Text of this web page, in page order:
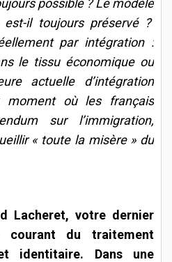
est-il toujours préservé ?
par intégration :
le tissu économique ou
actuelle d’intégration
moment où les français
sur l’immigration,
« toute la misère » du
Lacheret, votre dernier
du traitement
identitaire. Dans une